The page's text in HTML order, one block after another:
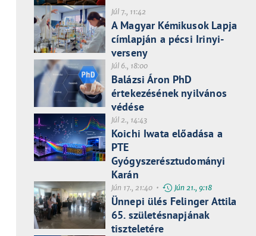
Júl 7., 11:42
A Magyar Kémikusok Lapja
címlapján a pécsi Irinyi-
verseny
Júl 6., 18:00
Balázsi Áron PhD
értekezésének nyilvános
védése
Júl 2., 14:43
Koichi Iwata előadása a
PTE
Gyógyszerésztudományi
Karán
Jún 17., 21:40 • Jún 21., 9:18
Ünnepi ülés Felinger Attila
65. születésnapjának
tiszteletére